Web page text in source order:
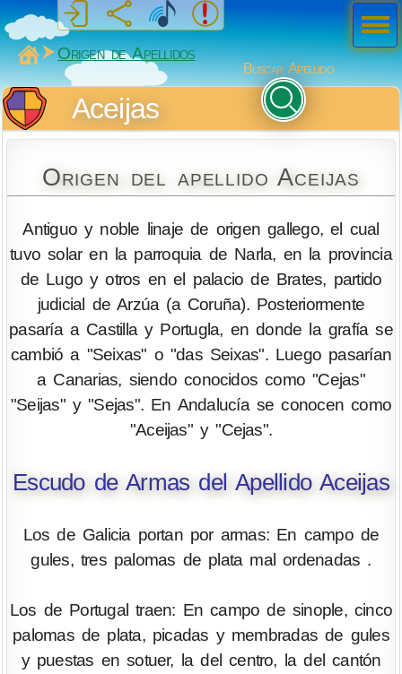
MiSabueso
Origen de Apellidos
Buscar Apellido
Aceijas
Origen del apellido Aceijas
Antiguo y noble linaje de origen gallego, el cual
tuvo solar en la parroquia de Narla, en la provincia
de Lugo y otros en el palacio de Brates, partido
judicial de Arzúa (a Coruña). Posteriormente
pasaría a Castilla y Portugla, en donde la grafía se
cambió a "Seixas" o "das Seixas". Luego pasarían
a Canarias, siendo conocidos como "Cejas"
"Seijas" y "Sejas". En Andalucía se conocen como
"Aceijas" y "Cejas".
Escudo de Armas del Apellido Aceijas
Los de Galicia portan por armas: En campo de
gules, tres palomas de plata mal ordenadas .
Los de Portugal traen: En campo de sinople, cinco
palomas de plata, picadas y membradas de gules
y puestas en sotuer, la del centro, la del cantón
Men
ú